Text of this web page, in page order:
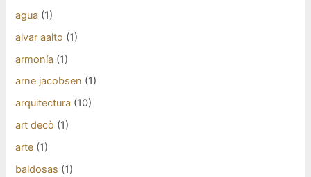
agua (1)
alvar aalto (1)
armonía (1)
arne jacobsen (1)
arquitectura (10)
art decò (1)
arte (1)
baldosas (1)